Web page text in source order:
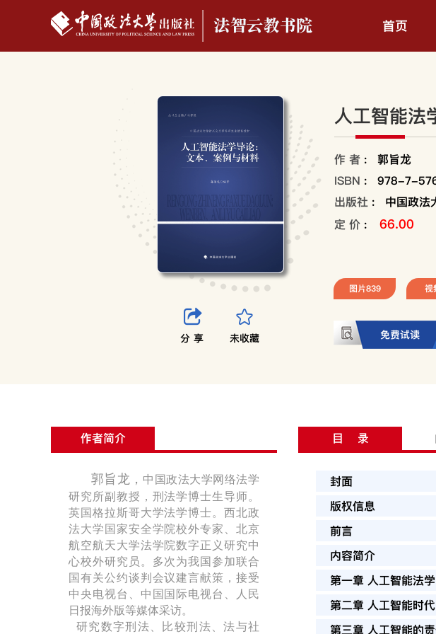
首页
图片839 视
分 享 未收藏
人工智能法
作 者 : 郭旨龙
ISBN : 978-7-
出版社 : 中国政法
定 价 : 66.00
免费试读
作者简介
郭旨龙， 中国政法大学网络法学
研究所副教授，刑法学博士生导师。
英国格拉斯哥大学法学博士。西北政
法大学国家安全学院校外专家、北京
航空航天大学法学院数字正义研究中
心校外研究员。多次为我国参加联合
国有关公约谈判会议建言献策，接受
中央电视台、中国国际电视台、人民
日报海外版等媒体采访。
研究数字刑法、比较刑法、法与社
目 录
封面
版权信息
前言
内容简介
第一章 人工智能法
第二章 人工智能时
第三章 人工智能的